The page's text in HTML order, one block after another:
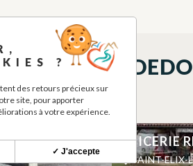
LOS
EPICERIE
SAINT-ELIX-
?
des retours précieux sur
site, pour apporter
à votre expérience.
✓ J'accepte